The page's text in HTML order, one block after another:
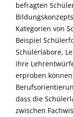
befragten
Kategorien von
Beispiel
Schülerlabore,
ihre
erproben
dass die
zwischen